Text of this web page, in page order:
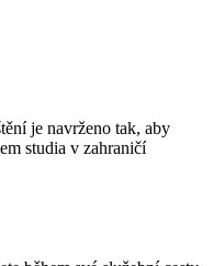
je navrženo tak, aby
studia v zahraničí